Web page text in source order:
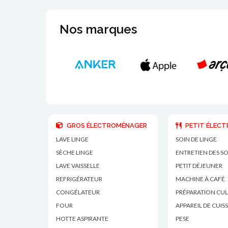
Nos marques
GROS ÉLECTROMÉNAGER
LAVE LINGE
SÈCHE LINGE
LAVE VAISSELLE
REFRIGÉRATEUR
CONGÉLATEUR
FOUR
HOTTE ASPIRANTE
PETIT
SOIN DE LINGE
ENTRETIEN DES
PETIT DÉJEUNER
MACHINE À CAFÉ
PRÉPARATION
APPAREIL DE
PESE